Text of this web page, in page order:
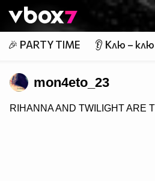
👾
🎉 PARTY TIME 👂 Клю – клю
mon4eto_23
RIHANNA AND TWILIGHT ARE